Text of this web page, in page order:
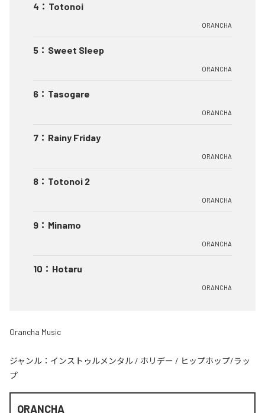
4 ： Totonoi
ORANCHA
5 ： Sweet Sleep
ORANCHA
6 ： Tasogare
ORANCHA
7 ： Rainy Friday
ORANCHA
8 ： Totonoi 2
ORANCHA
9 ： Minamo
ORANCHA
10 ： Hotaru
ORANCHA
Orancha Music
ジャンル： インストゥルメンタル / ホリデー / ヒップホップ/ラッ
プ
ORANCHA